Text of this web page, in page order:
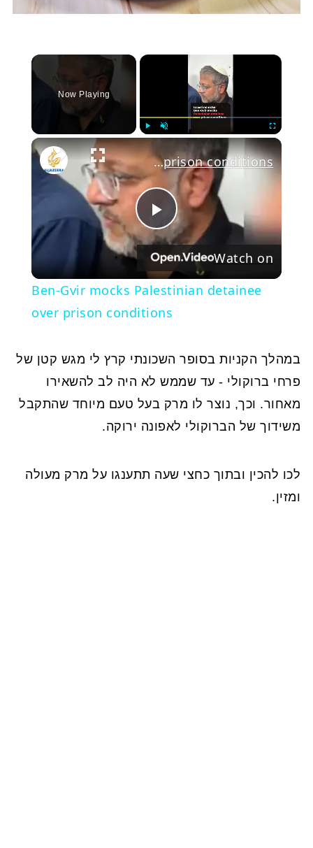
×
Unmute
Now Playing
Play
Video
Ben-Gvir mocks Palestinian detainee over prison conditions
Watch on
Ben-Gvir mocks Palestinian detainee
over prison conditions
במהלך הקניות בסופר השכונתי קרץ לי מגש קטן של
פרחי ברוקולי - עד שממש לא היה לב להשאירו
מאחור. וכך, נוצר לו מרק בעל טעם מיוחד שהתקבל
משידוך של הברוקולי לאפונה ירוקה.
לכו להכין ובתוך כחצי שעה תתענגו על מרק מעולה
ומזין.